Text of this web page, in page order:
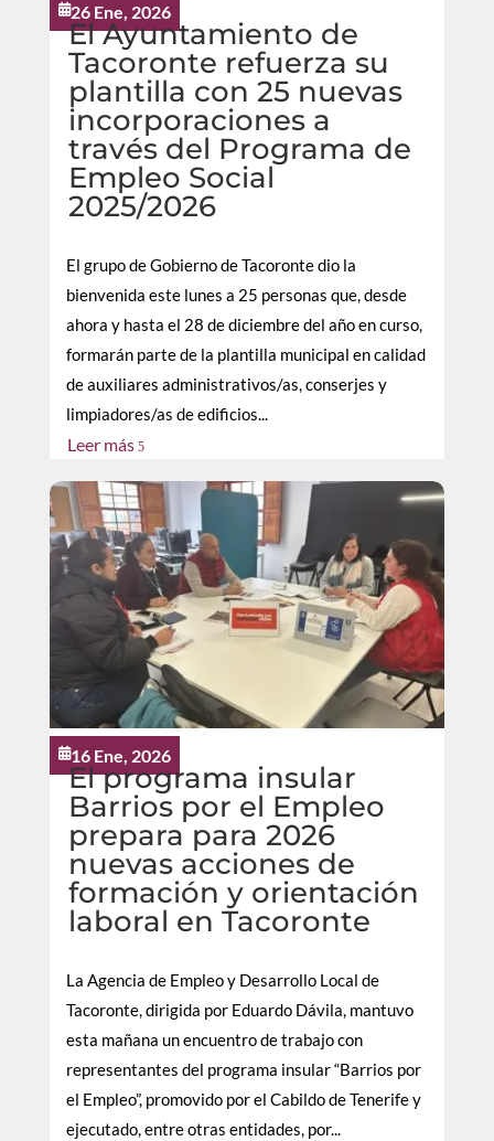
26 Ene, 2026
El Ayuntamiento de
Tacoronte refuerza su
plantilla con 25 nuevas
incorporaciones a
través del Programa de
Empleo Social
2025/2026
El grupo de Gobierno de Tacoronte dio la
bienvenida este lunes a 25 personas que, desde
ahora y hasta el 28 de diciembre del año en curso,
formarán parte de la plantilla municipal en calidad
de auxiliares administrativos/as, conserjes y
limpiadores/as de edificios...
Leer más 5
16 Ene, 2026
El programa insular
Barrios por el Empleo
prepara para 2026
nuevas acciones de
formación y orientación
laboral en Tacoronte
La Agencia de Empleo y Desarrollo Local de
Tacoronte, dirigida por Eduardo Dávila, mantuvo
esta mañana un encuentro de trabajo con
representantes del programa insular “Barrios por
el Empleo”, promovido por el Cabildo de Tenerife y
ejecutado, entre otras entidades, por...